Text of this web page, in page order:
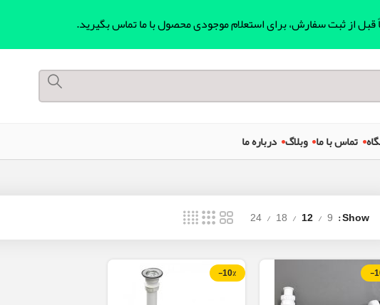
تماس با ما وبلاگ درباره ما
Show
9
12
18
24
-
-10%
قبل از ثبت سفارش، برای استعلام موجودی محصول با ما تماس بگیرید.